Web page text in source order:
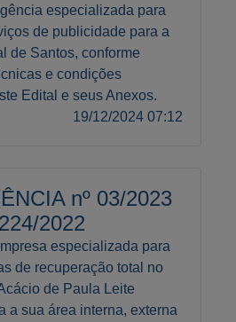
especializada para
de publicidade para a
de Santos, conforme
e condições
Edital e seus Anexos.
19/12/2024 07:12
nº 03/2023
2022
especializada para
de recuperação total no
de Paula Leite
a sua área interna, externa